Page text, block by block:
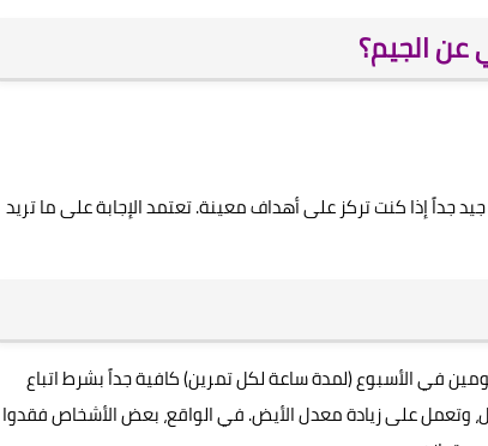
الجيم؟
جداً إذا كنت تركز على أهداف معينة. تعتمد الإجابة على ما تريد
في الأسبوع (لمدة ساعة لكل تمرين) كافية جداً بشرط اتباع
وتعمل على زيادة معدل الأيض. في الواقع، بعض الأشخاص فقدوا